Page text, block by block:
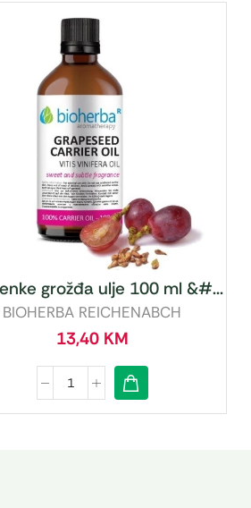
grožđa ulje 100 ml &#...
BIOHERBA REICHENABCH
13,40 KM